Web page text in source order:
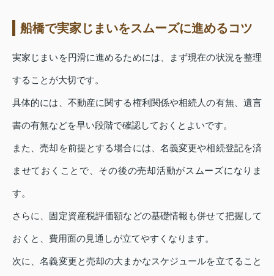
船橋で実家じまいをスムーズに進めるコツ
実家じまいを円滑に進めるためには、まず現在の状況を整理
することが大切です。
具体的には、不動産に関する権利関係や相続人の有無、遺言
書の有無などを早い段階で確認しておくとよいです。
また、売却を前提とする場合には、名義変更や相続登記を済
ませておくことで、その後の売却活動がスムーズになりま
す。
さらに、固定資産税評価額などの基礎情報も併せて把握して
おくと、費用面の見通しが立てやすくなります。
次に、名義変更と売却の大まかなスケジュールを立てること